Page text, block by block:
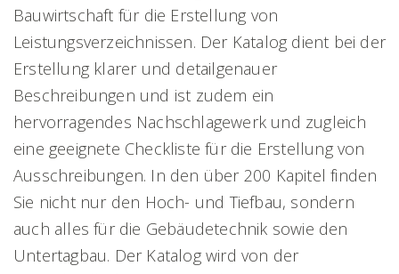
Bauwirtschaft für die Erstellung von
Leistungsverzeichnissen. Der Katalog dient bei der
Erstellung klarer und detailgenauer
Beschreibungen und ist zudem ein
hervorragendes Nachschlagewerk und zugleich
eine geeignete Checkliste für die Erstellung von
Ausschreibungen. In den über 200 Kapitel finden
Sie nicht nur den Hoch- und Tiefbau, sondern
auch alles für die Gebäudetechnik sowie den
Untertagbau. Der Katalog wird von der